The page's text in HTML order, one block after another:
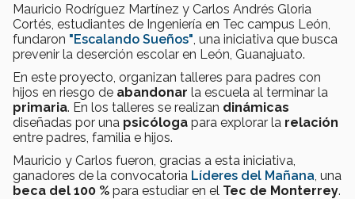
Mauricio Rodríguez Martínez y Carlos Andrés Gloria
Cortés, estudiantes de Ingeniería en Tec campus León,
fundaron "Escalando Sueños" , una iniciativa que busca
prevenir la deserción escolar en León, Guanajuato.
En este proyecto, organizan talleres para padres con
hijos en riesgo de abandonar la escuela al terminar la
primaria. En los talleres se realizan dinámicas
diseñadas por una psicóloga para explorar la relación
entre padres, familia e hijos.
Mauricio y Carlos fueron, gracias a esta iniciativa,
ganadores de la convocatoria Líderes del Mañana , una
beca del 100 % para estudiar en el Tec de Monterrey.